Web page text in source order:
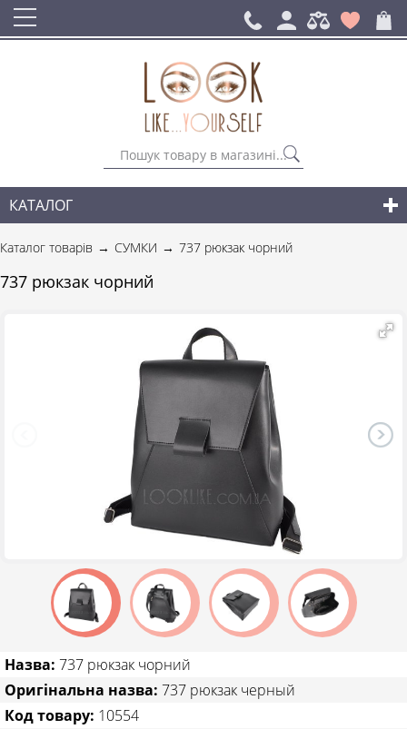
КАТАЛОГ
СУМКИ
РЮКЗАКИ ДЛЯ МІСТА
НОВИНКИ СУМОК І АКСЕСУАРІВ
ТОВАРИ ЗІ ЗНИЖКОЮ
Каталог товарів СУМКИ 737 рюкзак чорний
737 рюкзак чорний
Назва: 737 рюкзак чорний
Оригінальна назва: 737 рюкзак черный
Код товару: 10554